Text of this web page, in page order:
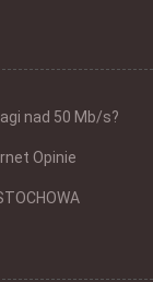
nad 50 Mb/s?
Opinie